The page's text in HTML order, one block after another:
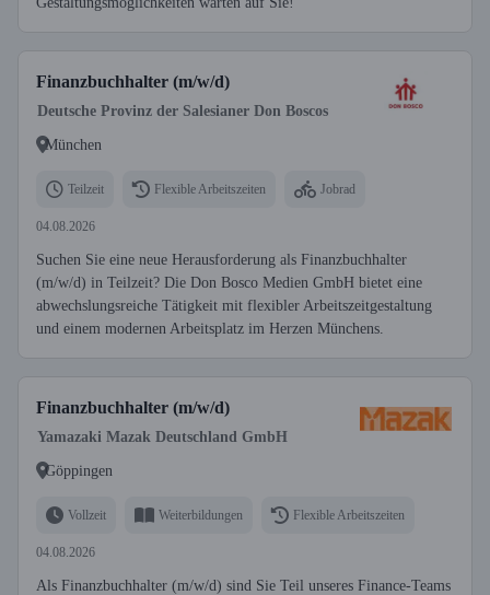
Finanzbuchhalter (m/w/d)
Deutsche Provinz der Salesianer Don Boscos
München
Teilzeit Flexible Arbeitszeiten Jobrad
04.08.2026
Suchen Sie eine neue Herausforderung als Finanzbuchhalter
(m/w/d) in Teilzeit? Die Don Bosco Medien GmbH bietet eine
abwechslungsreiche Tätigkeit mit flexibler Arbeitszeitgestaltung
und einem modernen Arbeitsplatz im Herzen Münchens.
Finanzbuchhalter (m/w/d)
Yamazaki Mazak Deutschland GmbH
Göppingen
Vollzeit Weiterbildungen Flexible Arbeitszeiten
04.08.2026
Als Finanzbuchhalter (m/w/d) sind Sie Teil unseres Finance-Teams